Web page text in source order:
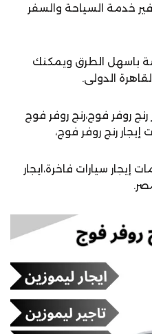
خدمة السياحة والسفر
باسهل الطرق ويمكنك
الدولى.
رنج روفر فوج،رنج روفر فوج
إيجار رنج روفر فوج،
إيجار سيارات فاخرة،ايجار